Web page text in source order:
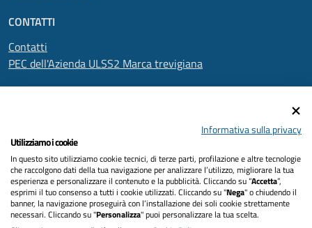
CONTATTI
Contatti
PEC dell'Azienda ULSS2 Marca trevigiana
Informativa privacy
Dichiarazione di accessibilità
Note legali
Informativa sulla privacy
Utilizziamo i cookie
In questo sito utilizziamo cookie tecnici, di terze parti, profilazione e altre tecnologie
che raccolgono dati della tua navigazione per analizzare l’utilizzo, migliorare la tua
esperienza e personalizzare il contenuto e la pubblicità. Cliccando su “Accetta”,
esprimi il tuo consenso a tutti i cookie utilizzati. Cliccando su "Nega" o chiudendo il
banner, la navigazione proseguirà con l’installazione dei soli cookie strettamente
necessari. Cliccando su "Personalizza" puoi personalizzare la tua scelta.